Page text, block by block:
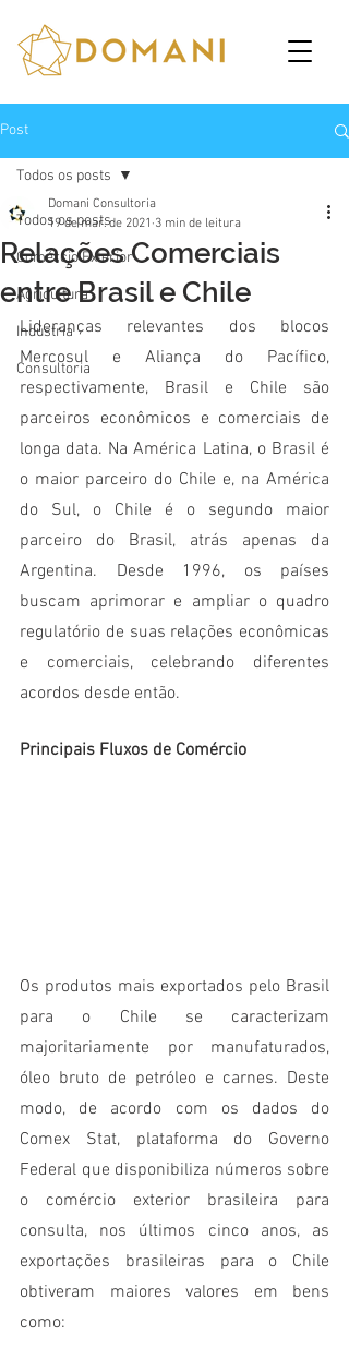
Post
Todos os posts
Comércio Exterior
Agricultura
Indústria
Consultoria
Todos os posts
Relações Comerciais
entre Brasil e Chile
Domani Consultoria
19 de mar. de 2021 3 min de leitura
Lideranças relevantes dos blocos
Mercosul e Aliança do Pacífico,
respectivamente, Brasil e Chile são
parceiros econômicos e comerciais de
longa data. Na América Latina, o Brasil é
o maior parceiro do Chile e, na América
do Sul, o Chile é o segundo maior
parceiro do Brasil, atrás apenas da
Argentina. Desde 1996, os países
buscam aprimorar e ampliar o quadro
regulatório de suas relações econômicas
e comerciais, celebrando diferentes
acordos desde então.
Principais Fluxos de Comércio
Os produtos mais exportados pelo Brasil
para o Chile se caracterizam
majoritariamente por manufaturados,
óleo bruto de petróleo e carnes. Deste
modo, de acordo com os dados do
Comex Stat, plataforma do Governo
Federal que disponibiliza números sobre
o comércio exterior brasileira para
consulta, nos últimos cinco anos, as
exportações brasileiras para o Chile
obtiveram maiores valores em bens
como: